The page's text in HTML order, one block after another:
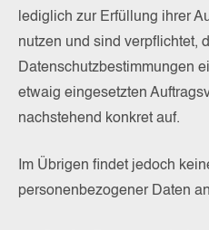
lediglich zur Erfüllung ihrer
nutzen und sind verpflichtet,
Datenschutzbestimmungen
etwaig eingesetzten
nachstehend konkret auf.
Im Übrigen findet jedoch
personenbezogener Daten